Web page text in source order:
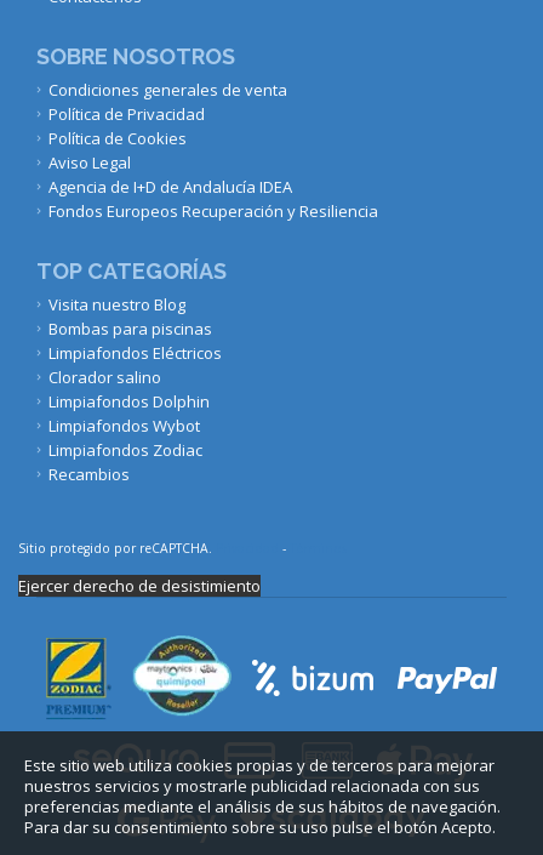
SOBRE NOSOTROS
Condiciones generales de venta
Política de Privacidad
Política de Cookies
Aviso Legal
Agencia de I+D de Andalucía IDEA
Fondos Europeos Recuperación y Resiliencia
TOP CATEGORÍAS
Visita nuestro Blog
Bombas para piscinas
Limpiafondos Eléctricos
Clorador salino
Limpiafondos Dolphin
Limpiafondos Wybot
Limpiafondos Zodiac
Recambios
Este sitio web utiliza cookies propias y de terceros para mejorar
nuestros servicios y mostrarle publicidad relacionada con sus
preferencias mediante el análisis de sus hábitos de navegación.
Para dar su consentimiento sobre su uso pulse el botón Acepto.
Sitio protegido por reCAPTCHA. -
Ejercer derecho de desistimiento